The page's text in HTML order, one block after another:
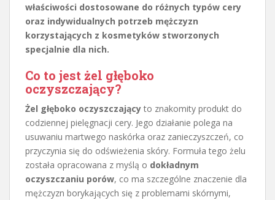
właściwości dostosowane do różnych typów cery
oraz indywidualnych potrzeb mężczyzn
korzystających z kosmetyków stworzonych
specjalnie dla nich.
Co to jest żel głęboko
oczyszczający?
Żel głęboko oczyszczający to znakomity produkt do
codziennej pielęgnacji cery. Jego działanie polega na
usuwaniu martwego naskórka oraz zanieczyszczeń, co
przyczynia się do odświeżenia skóry. Formuła tego żelu
została opracowana z myślą o dokładnym
oczyszczaniu porów, co ma szczególne znaczenie dla
mężczyzn borykających się z problemami skórnymi,